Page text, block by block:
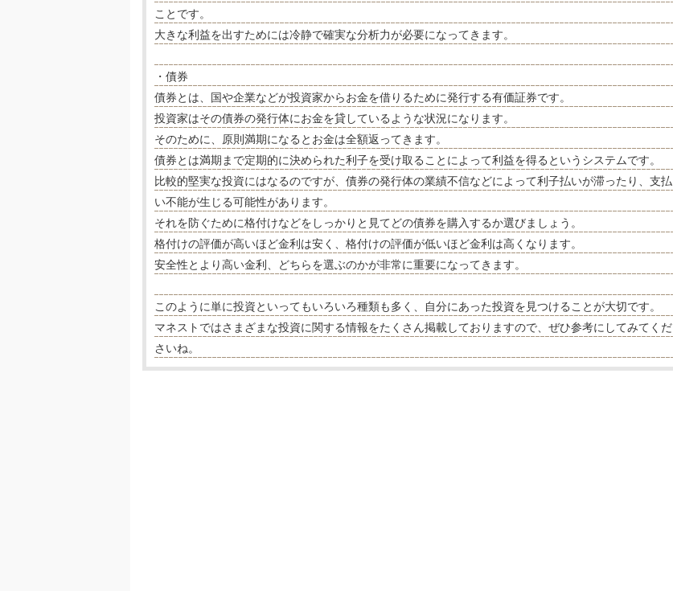
ことです。
大きな利益を出すためには冷静で確実な分析力が必要になってきます。
・債券
債券とは、国や企業などが投資家からお金を借りるために発行する有価証券です。
投資家はその債券の発行体にお金を貸しているような状況になります。
そのために、原則満期になるとお金は全額返ってきます。
債券とは満期まで定期的に決められた利子を受け取ることによって利益を得るというシステムです。
比較的堅実な投資にはなるのですが、債券の発行体の業績不信などによって利子払いが滞ったり、支払
い不能が生じる可能性があります。
それを防ぐために格付けなどをしっかりと見てどの債券を購入するか選びましょう。
格付けの評価が高いほど金利は安く、格付けの評価が低いほど金利は高くなります。
安全性とより高い金利、どちらを選ぶのかが非常に重要になってきます。
このように単に投資といってもいろいろ種類も多く、自分にあった投資を見つけることが大切です。
マネストではさまざまな投資に関する情報をたくさん掲載しておりますので、ぜひ参考にしてみてくだ
さいね。